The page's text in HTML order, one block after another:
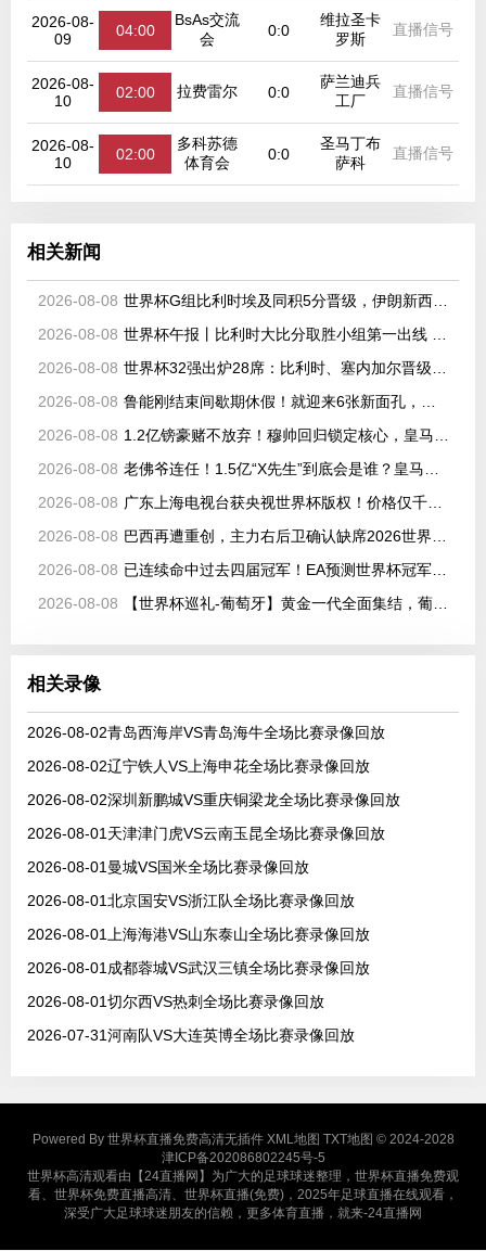
2026-08-
09
04:00
BsAs交流
会
0:0
维拉圣卡
罗斯
直播信号
2026-08-
10
02:00 拉费雷尔 0:0
萨兰迪兵
工厂
直播信号
2026-08-
10
02:00
多科苏德
体育会
0:0
圣马丁布
萨科
直播信号
相关新闻
2026-08-08 世界杯G组比利时埃及同积5分晋级，伊朗新西兰出局
2026-08-08 世界杯午报丨比利时大比分取胜小组第一出线 埃及晋级淘汰赛
2026-08-08 世界杯32强出炉28席：比利时、塞内加尔晋级，韩国、伊朗待定
2026-08-08 鲁能刚结束间歇期休假！就迎来6张新面孔，都是韩鹏看好的强援
2026-08-08 1.2亿镑豪赌不放弃！穆帅回归锁定核心，皇马持续猛攻世界杯中场
2026-08-08 老佛爷连任！1.5亿“X先生”到底会是谁？皇马即将迎来队史最高身价球
2026-08-08 广东上海电视台获央视世界杯版权！价格仅千万级 网络平台却花了16亿
2026-08-08 巴西再遭重创，主力右后卫确认缺席2026世界杯，安切洛蒂作出回应
2026-08-08 已连续命中过去四届冠军！EA预测世界杯冠军：西班牙将捧杯
2026-08-08
【世界杯巡礼-葡萄牙】黄金一代全面集结，葡萄牙如何打好手中的满级号？
相关录像
2026-08-02青岛西海岸VS青岛海牛全场比赛录像回放
2026-08-02辽宁铁人VS上海申花全场比赛录像回放
2026-08-02深圳新鹏城VS重庆铜梁龙全场比赛录像回放
2026-08-01天津津门虎VS云南玉昆全场比赛录像回放
2026-08-01曼城VS国米全场比赛录像回放
2026-08-01北京国安VS浙江队全场比赛录像回放
2026-08-01上海海港VS山东泰山全场比赛录像回放
2026-08-01成都蓉城VS武汉三镇全场比赛录像回放
2026-08-01切尔西VS热刺全场比赛录像回放
2026-07-31河南队VS大连英博全场比赛录像回放
Powered By 世界杯直播免费高清无插件 XML地图 TXT地图 © 2024-2028
津ICP备202086802245号-5
世界杯高清观看由【24直播网】为广大的足球球迷整理，世界杯直播免费观
看、世界杯免费直播高清、世界杯直播(免费)，2025年足球直播在线观看，
深受广大足球球迷朋友的信赖，更多体育直播，就来-24直播网